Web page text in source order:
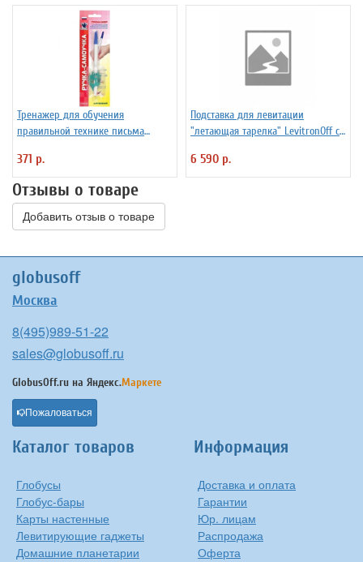
Тренажер для обучения
правильной технике письма
правшей
371 р.
Подставка для левитации
"летающая тарелка" LevitronOff с
6 590 р.
Отзывы о товаре
Добавить отзыв о товаре
globusoff
Москва
8(495)989-51-22
sales@globusoff.ru
GlobusOff.ru на Яндекс.Маркете
Пожаловаться
Каталог товаров
Глобусы
Глобус-бары
Карты настенные
Левитирующие гаджеты
Домашние планетарии
Информация
Доставка и оплата
Гарантии
Юр. лицам
Распродажа
Оферта